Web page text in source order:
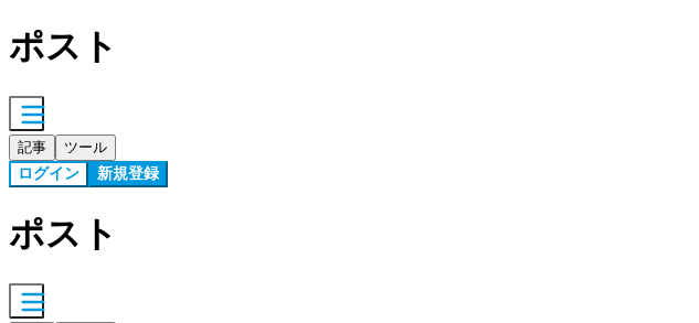
ポスト
記事 ツール
ログイン 新規登録
ポスト